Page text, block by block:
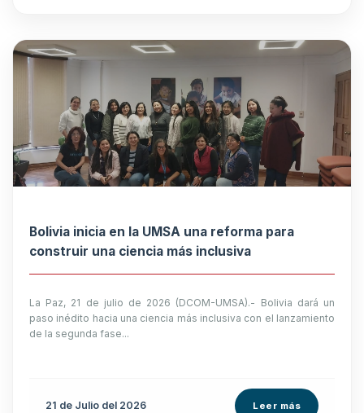
Bolivia inicia en la UMSA una reforma para
construir una ciencia más inclusiva
La Paz, 21 de julio de 2026 (DCOM-UMSA).- Bolivia dará un
paso inédito hacia una ciencia más inclusiva con el lanzamiento
de la segunda fase...
21 de Julio del 2026 Leer más